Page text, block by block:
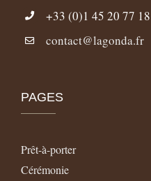
+33 (0)1 45 20 77 18
contact@lagonda.fr
PAGES
Prêt-à-porter
Cérémonie